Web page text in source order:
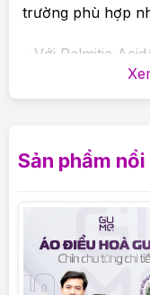
trường phù hợp
– Với Palmitic
nám xạm da, tẩy
hợp cùng
– Phù hợp với tất
(cũng có thể
dầu/da hỗn hợp).
Sản phẩm